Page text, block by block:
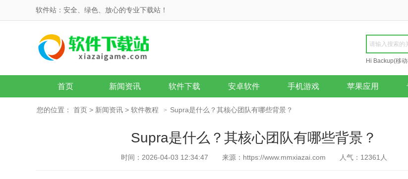
软件站：安全、绿色、放心的专业下载站！
Hi Backup(移
Repair
首页 新闻资讯 软件下载 安卓软件 手机游戏 苹果应用
您的位置： 首页 > 新闻资讯 > 软件教程 > Supra是什么？其核心团队有哪些背景？
Supra是什么？其核心团队有哪些背景？
时间：2026-04-03 12:34:47 来源：https://www.mmxiazai.com 人气： 12361 人